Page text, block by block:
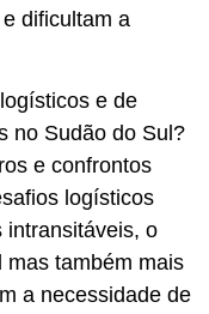
dificultam a
e de
no Sudão do Sul?
e confrontos
logísticos
intransitáveis, o
mas também mais
a necessidade de